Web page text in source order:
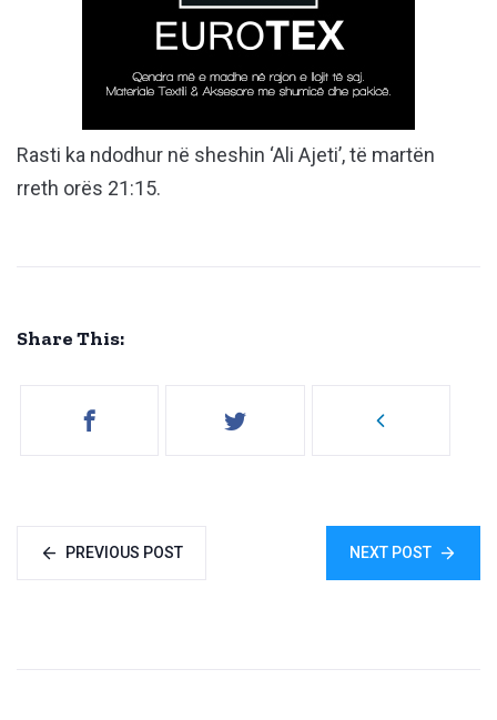
Rasti ka ndodhur në sheshin ‘Ali Ajeti’, të martën
rreth orës 21:15.
Share This:
PREVIOUS POST NEXT POST